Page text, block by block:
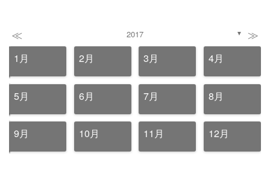
≪ 2017 ▼ ≫
1月 2月 3月 4月
5月 6月 7月 8月
9月 10月 11月 12月